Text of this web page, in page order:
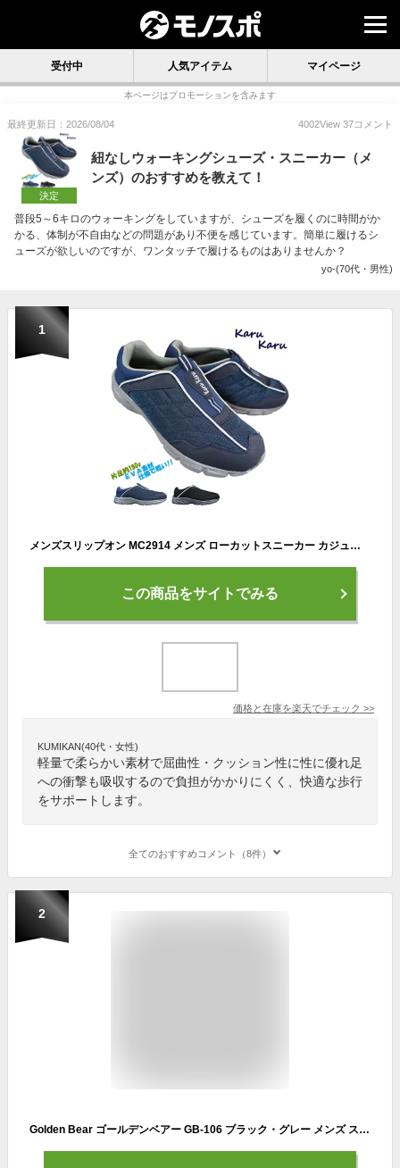
受付中 人気アイテム マイページ
本ページはプロモーションを含みます
最終更新日：2026/08/04 4002View 37コメント
決定
紐なしウォーキングシューズ・スニーカー（メ
ンズ）のおすすめを教えて！
普段5～6キロのウォーキングをしていますが、シューズを履くのに時間がか
かる、体制が不自由などの問題があり不便を感じています。簡単に履けるシ
ューズが欲しいのですが、ワンタッチで履けるものはありませんか？
yo-(70代・男性)
1
メンズスリップオン MC2914 メンズ ローカットスニーカー カジュアルシューズ 運動靴 紐なし靴 軽量
この商品をサイトでみる
価格と在庫を楽天でチェック >>
KUMIKAN(40代・女性)
軽量で柔らかい素材で屈曲性・クッション性に性に優れ足
への衝撃も吸収するので負担がかかりにくく、快適な歩行
をサポートします。
全てのおすすめコメント（8件）
2
Golden Bear ゴールデンベアー GB-106 ブラック・グレー メンズ スニーカー スリップオン シューズ 靴 紐なし靴 黒 GB106